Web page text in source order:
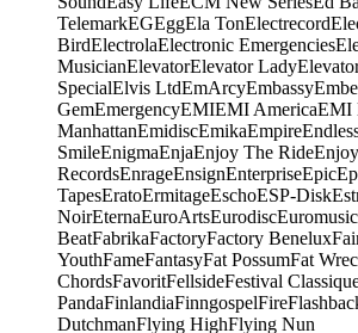
TelemarkEGEggEla TonElectrecord
BirdElectrolaElectronic Emergencies
MusicianElevatorElevator Lady
SpecialElvis LtdEmArcyEmbassy
GemEmergencyEMIEMI AmericaEMI
ManhattanEmidiscEmikaEmpire
SmileEnigmaEnjaEnjoy The Ride
RecordsEnrageEnsignEnterpriseEpic
TapesEratoErmitageEschoESP-Disk
NoirEternaEuroArtsEurodiscEuromusic
BeatFabrikaFactoryFactory Benelux
YouthFameFantasyFat PossumFat
ChordsFavoritFellsideFestival
PandaFinlandiaFinngospelFire
DutchmanFlying HighFlying Nun